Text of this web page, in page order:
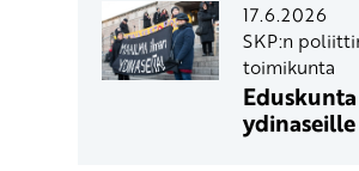
17.6.2026
SKP:n
toimikunta